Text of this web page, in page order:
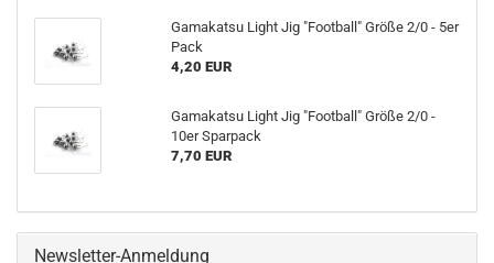
Gamakatsu Light Jig "Football" Größe 2/0 - 5er
Pack
4,20 EUR
Gamakatsu Light Jig "Football" Größe 2/0 -
10er Sparpack
7,70 EUR
Newsletter-Anmeldung